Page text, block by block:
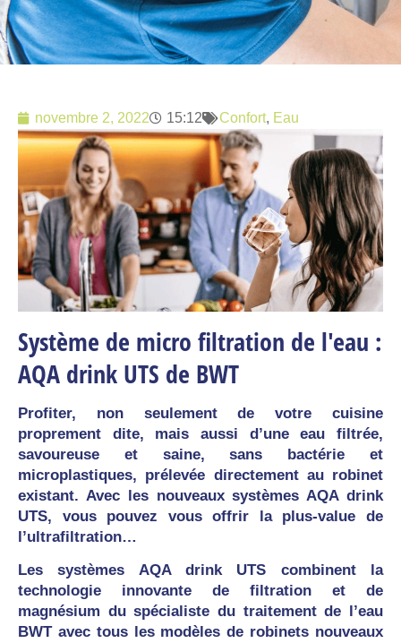
novembre 2, 2022 15:12 Confort, Eau
Système de micro filtration de l'eau :
AQA drink UTS de BWT
Profiter, non seulement de votre cuisine
proprement dite, mais aussi d’une eau filtrée,
savoureuse et saine, sans bactérie et
microplastiques, prélevée directement au robinet
existant. Avec les nouveaux systèmes AQA drink
UTS, vous pouvez vous offrir la plus-value de
l’ultrafiltration…
Les systèmes AQA drink UTS combinent la
technologie innovante de filtration et de
magnésium du spécialiste du traitement de l’eau
BWT avec tous les modèles de robinets nouveaux